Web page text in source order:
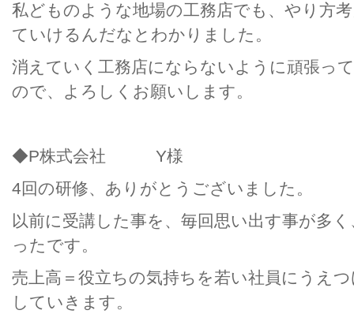
私どものような地場の工務店でも、やり方
ていけるんだなとわかりました。
消えていく工務店にならないように頑張っ
ので、よろしくお願いします。
◆P株式会社 Y様
4回の研修、ありがとうございました。
以前に受講した事を、毎回思い出す事が多
ったです。
売上高＝役立ちの気持ちを若い社員にうえ
していきます。